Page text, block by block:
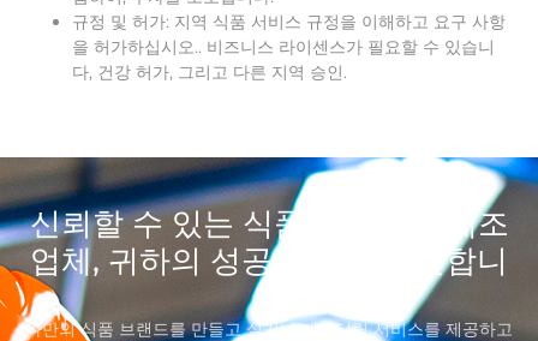
규정 및 허가: 지역 식품 서비스 규정을 이해하고 요구 사항
을 허가하십시오.. 비즈니스 라이센스가 필요할 수 있습니
다, 건강 허가, 그리고 다른 지역 승인.
신뢰할 수 있는 식품 트레일러 제조
업체, 귀하의 성공을 위해 헌신합니
다
나만의 식품 브랜드를 만들고 싶거나 케이터링 서비스를 제공하고